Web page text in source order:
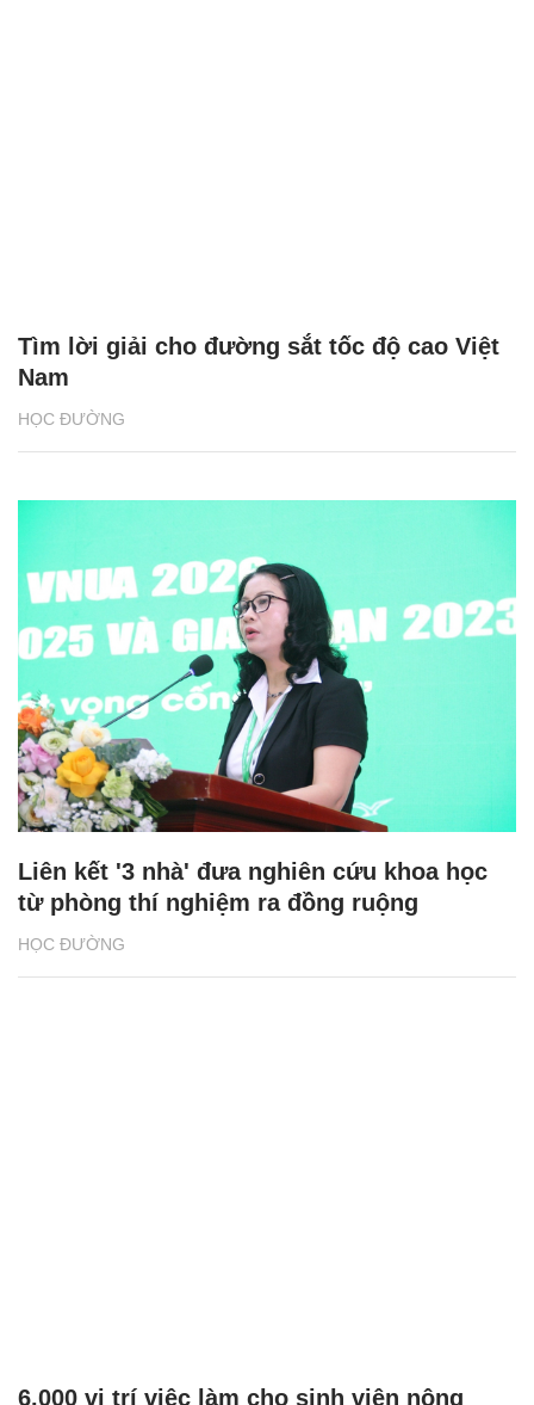
HỌC ĐƯỜNG
Tìm lời giải cho đường sắt tốc độ cao Việt
Nam
HỌC ĐƯỜNG
Liên kết '3 nhà' đưa nghiên cứu khoa học
từ phòng thí nghiệm ra đồng ruộng
6.000 vị trí việc làm cho sinh viên nông